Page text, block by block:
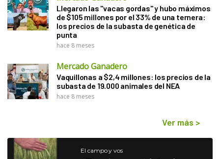
Llegaron las "vacas gordas" y hubo máximos
de $105 millones por el 33% de una ternera:
los precios de la subasta de genética de
punta
hace 8 meses
Mercado Ganadero
Vaquillonas a $2,4 millones: los precios de la
subasta de 19.000 animales del NEA
hace 8 meses
Ver más >
El campo y vos